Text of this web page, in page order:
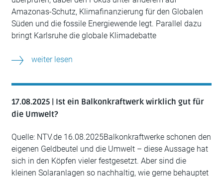
Amazonas-Schutz, Klimafinanzierung für den Globalen
Süden und die fossile Energiewende legt. Parallel dazu
bringt Karlsruhe die globale Klimadebatte
weiter lesen
17.08.2025 | Ist ein Balkonkraftwerk wirklich gut für
die Umwelt?
Quelle: NTV.de 16.08.2025Balkonkraftwerke schonen den
eigenen Geldbeutel und die Umwelt – diese Aussage hat
sich in den Köpfen vieler festgesetzt. Aber sind die
kleinen Solaranlagen so nachhaltig, wie gerne behauptet